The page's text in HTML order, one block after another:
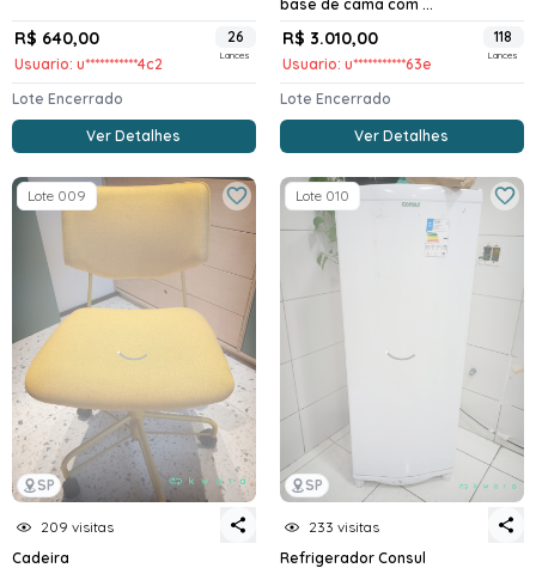
R$ 640,00
Usuario: u***********4c2
26
Lances
Lote Encerrado
Ver Detalhes
base de cama com ...
R$ 3.010,00
Usuario: u***********63e
118
Lances
Lote Encerrado
Ver Detalhes
SP
Lote 009
209 visitas
Cadeira
SP
Lote 010
233 visitas
Refrigerador Consul